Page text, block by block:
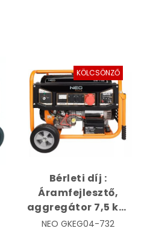
KÖLCSÖNZŐ
Bérleti díj :
Áramfejlesztő,
aggregátor 7,5 kW
400V | NEO 04-732
NEO GKEG04-732